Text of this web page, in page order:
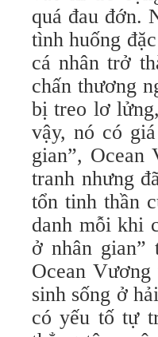
quá đau đớn.
tình huống
cá nhân trở
chấn thương
bị treo lơ
vậy, nó có
gian”, Ocean
tranh nhưng
tổn tinh thần
danh mỗi khi
ở nhân
Ocean
sinh sống ở
có yếu tố tự